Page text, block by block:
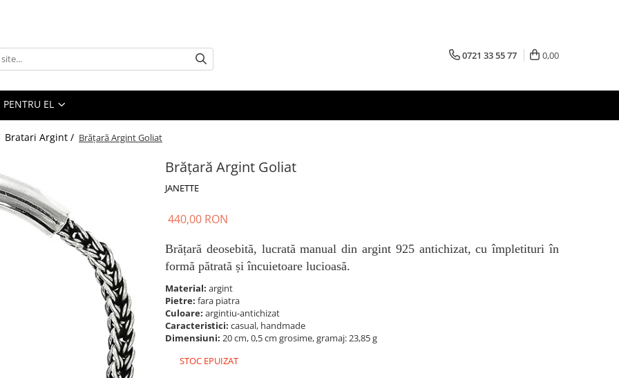
0721 33 55 77 0,00
PENTRU EL
Bratari Argint / Brățară Argint Goliat
Brățară Argint Goliat
JANETTE
440,00 RON
Brățară deosebită, lucrată manual din argint 925 antichizat, cu împletituri în
formă pătrată și încuietoare lucioasă.
Material: argint
Pietre: fara piatra
Culoare: argintiu-antichizat
Caracteristici: casual, handmade
Dimensiuni: 20 cm, 0,5 cm grosime, gramaj: 23,85 g
STOC EPUIZAT